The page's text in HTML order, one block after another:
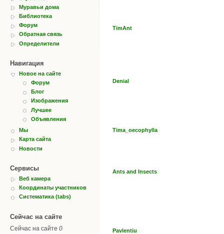
Муравьи дома
Библиотека
Форум
Обратная связь
Определители
Навигация
Новое на сайте
Форум
Блог
Изображения
Лучшее
Объявления
Мы
Карта сайта
Новости
Сервисы
Веб камера
Координаты участников
Систематика (tabs)
Сейчас на сайте
Сейчас на сайте 0
TimAnt
Denial
Tima_oecophylla
Ants and Insects
Pavlentiu